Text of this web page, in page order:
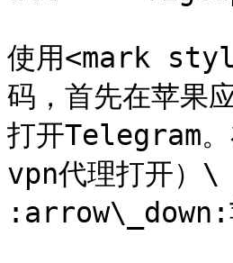
使用<mark
码，首先在苹果
打开Telegram
vpn代理打开）\
:arrow\_down: